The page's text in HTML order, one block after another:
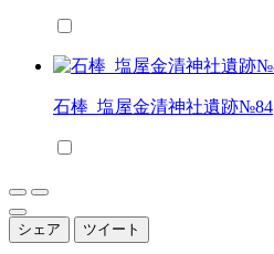
石棒_塩屋金清神社遺跡№84
シェア ツイート